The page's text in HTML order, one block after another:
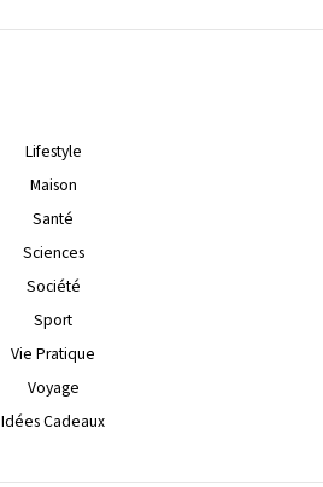
Lifestyle
Maison
Santé
Sciences
Société
Sport
Vie Pratique
Voyage
Idées Cadeaux